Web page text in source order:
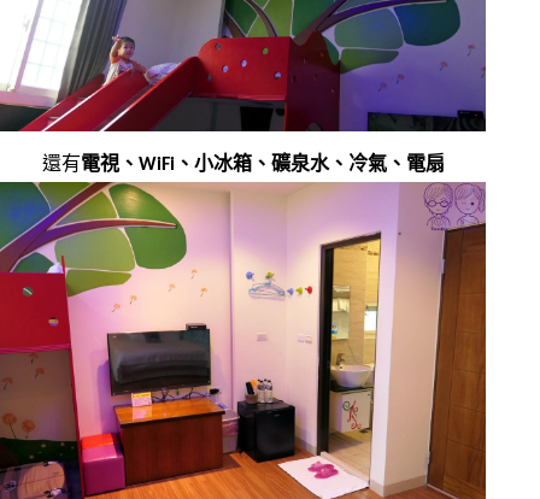
還有電視、WiFi、小冰箱、礦泉水、冷氣、電扇